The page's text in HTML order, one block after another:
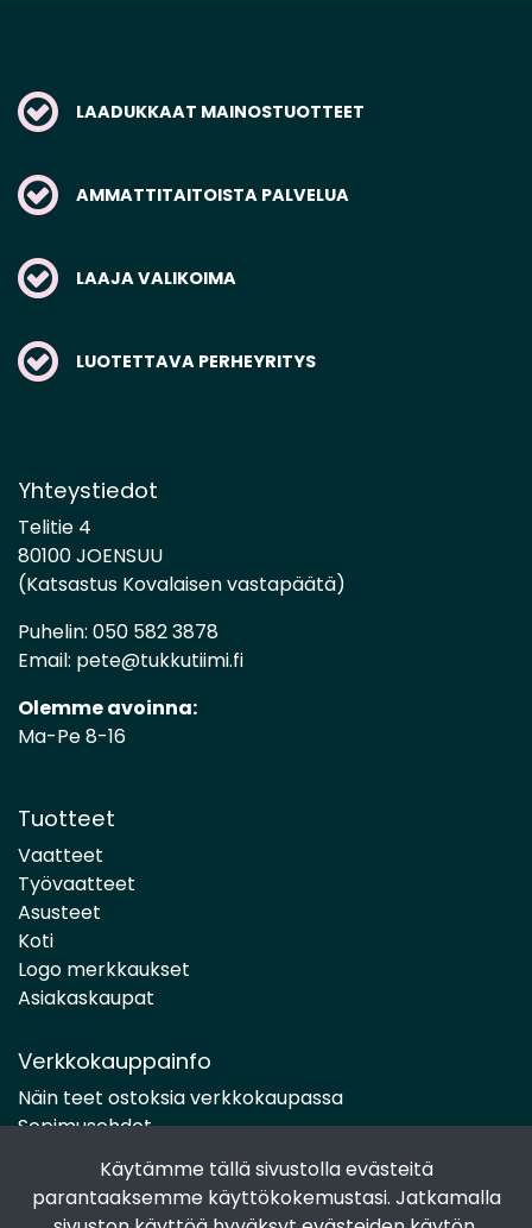
Käytämme tällä sivustolla evästeitä
parantaaksemme käyttökokemustasi. Jatkamalla
LAADUKKAAT MAINOSTUOTTEET
AMMATTITAITOISTA PALVELUA
LAAJA VALIKOIMA
LUOTETTAVA PERHEYRITYS
Yhteystiedot
Telitie 4
80100 JOENSUU
(Katsastus Kovalaisen vastapäätä)
Puhelin: 050 582 3878
Email: pete@tukkutiimi.fi
Olemme avoinna:
Ma-Pe 8-16
Tuotteet
Vaatteet
Työvaatteet
Asusteet
Koti
Logo merkkaukset
Asiakaskaupat
Verkkokauppainfo
Näin teet ostoksia verkkokaupassa
Sopimusehdot
Toimitustavat
Maksutavat
Tietosuojaseloste